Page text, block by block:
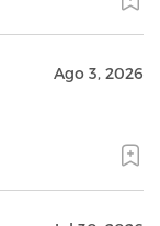
Ago 3, 2026